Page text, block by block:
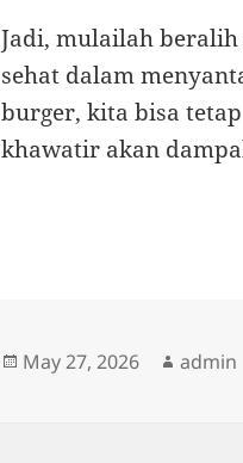
Jadi, mulailah
sehat dalam
burger, kita bisa
khawatir akan
Posted
May 27, 2026 Author
admin